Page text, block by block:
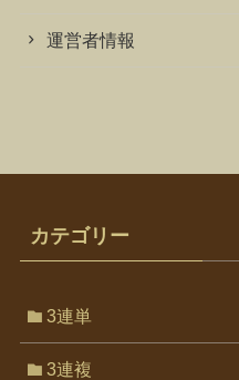
運営者情報
カテゴリー
3連単
3連複